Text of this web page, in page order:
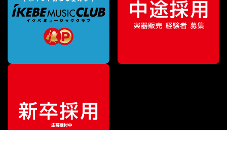
販売価格¥ 3,960（税込）
¥2,310（税込）